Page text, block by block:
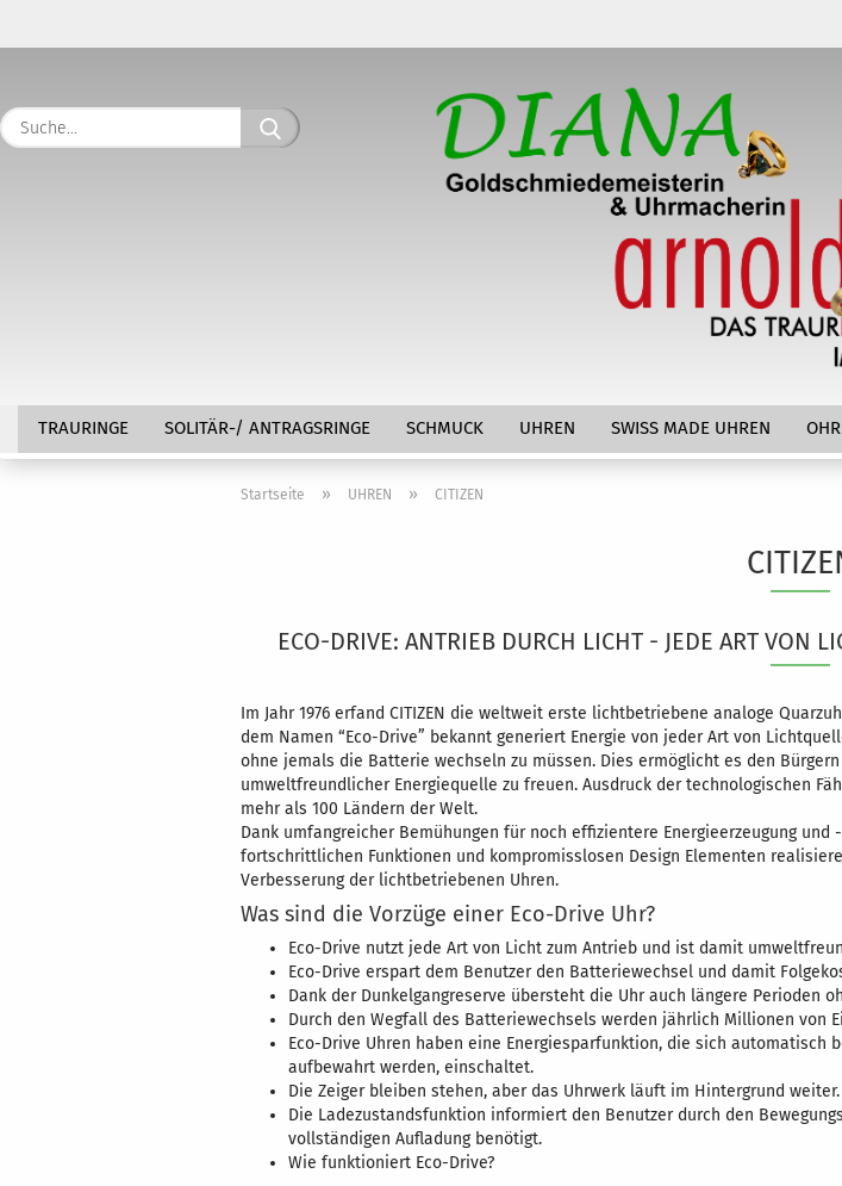
Suche...
TRAURINGE SOLITÄR-/ ANTRAGSRINGE SCHMUCK UHREN SWISS MADE UHREN
GOLDANKAUF
Startseite » UHREN » CITIZEN
ECO-DRIVE: ANTRIEB DURCH LICHT - JEDE ART VON
Im Jahr 1976 erfand CITIZEN die weltweit erste lichtbetriebene analoge
dem Namen “Eco-Drive” bekannt generiert Energie von jeder Art von
ohne jemals die Batterie wechseln zu müssen. Dies ermöglicht es den
umweltfreundlicher Energiequelle zu freuen. Ausdruck der technologischen
mehr als 100 Ländern der Welt.
Dank umfangreicher Bemühungen für noch effizientere Energieerzeugung
fortschrittlichen Funktionen und kompromisslosen Design Elementen
Verbesserung der lichtbetriebenen Uhren.
Was sind die Vorzüge einer Eco-Drive Uhr?
Eco-Drive nutzt jede Art von Licht zum Antrieb und ist damit
Eco-Drive erspart dem Benutzer den Batteriewechsel und damit
Dank der Dunkelgangreserve übersteht die Uhr auch längere Perioden
Durch den Wegfall des Batteriewechsels werden jährlich Millionen von
Eco-Drive Uhren haben eine Energiesparfunktion, die sich
aufbewahrt werden, einschaltet.
Die Zeiger bleiben stehen, aber das Uhrwerk läuft im Hintergrund
Die Ladezustandsfunktion informiert den Benutzer durch den
vollständigen Aufladung benötigt.
Wie funktioniert Eco-Drive?